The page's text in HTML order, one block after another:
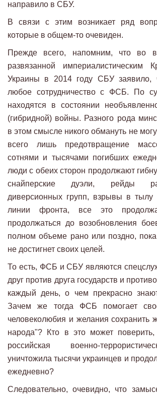
направило в СБУ.
В связи с этим возникает ряд
которые в общем-то очевиден.
Прежде всего, напомним, что во
развязанной империалистическим
Украины в 2014 году СБУ заявило,
любое сотрудничество с ФСБ. По
находятся в состоянии
(гибридной) войны. Разного рода
в этом смысле никого обмануть не
всего лишь предотвращение
сотнями и тысячами погибших
люди с обеих сторон продолжают
снайперские дуэли, рейды
диверсионных групп, взрывы в тылу
линии фронта, все это
продолжаться до возобновления
полном объеме рано или поздно,
не достигнет своих целей.
То есть, ФСБ и СБУ являются
друг против друга государств и
каждый день, о чем прекрасно
Зачем же тогда ФСБ помогает
человеколюбия и желания сохранить
народа"? Кто в это может поверить,
российская военно-
уничтожила тысячи украинцев и
ежедневно?
Следовательно, очевидно, что